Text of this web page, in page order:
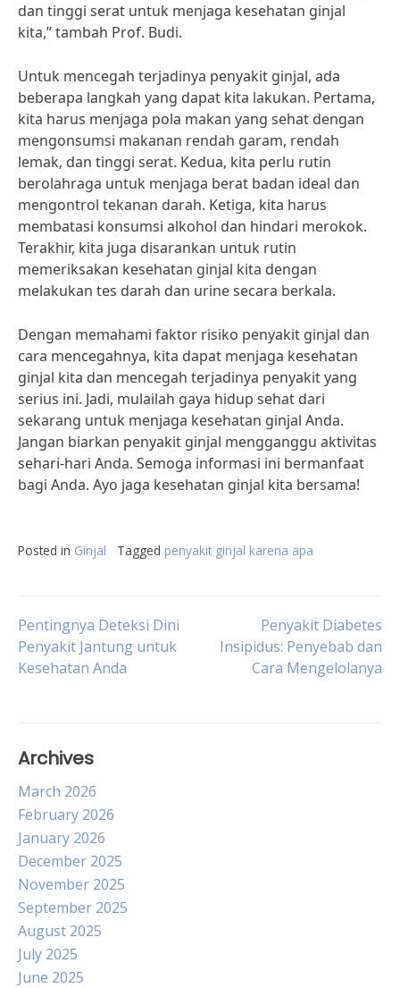
dan tinggi serat untuk menjaga kesehatan ginjal
kita,” tambah Prof. Budi.
Untuk mencegah terjadinya penyakit ginjal, ada
beberapa langkah yang dapat kita lakukan. Pertama,
kita harus menjaga pola makan yang sehat dengan
mengonsumsi makanan rendah garam, rendah
lemak, dan tinggi serat. Kedua, kita perlu rutin
berolahraga untuk menjaga berat badan ideal dan
mengontrol tekanan darah. Ketiga, kita harus
membatasi konsumsi alkohol dan hindari merokok.
Terakhir, kita juga disarankan untuk rutin
memeriksakan kesehatan ginjal kita dengan
melakukan tes darah dan urine secara berkala.
Dengan memahami faktor risiko penyakit ginjal dan
cara mencegahnya, kita dapat menjaga kesehatan
ginjal kita dan mencegah terjadinya penyakit yang
serius ini. Jadi, mulailah gaya hidup sehat dari
sekarang untuk menjaga kesehatan ginjal Anda.
Jangan biarkan penyakit ginjal mengganggu aktivitas
sehari-hari Anda. Semoga informasi ini bermanfaat
bagi Anda. Ayo jaga kesehatan ginjal kita bersama!
Posted in Ginjal Tagged penyakit ginjal karena apa
Post
navigation
Pentingnya Deteksi Dini
Penyakit Jantung untuk
Kesehatan Anda
Penyakit Diabetes
Insipidus: Penyebab dan
Cara Mengelolanya
Archives
March 2026
February 2026
January 2026
December 2025
November 2025
September 2025
August 2025
July 2025
June 2025